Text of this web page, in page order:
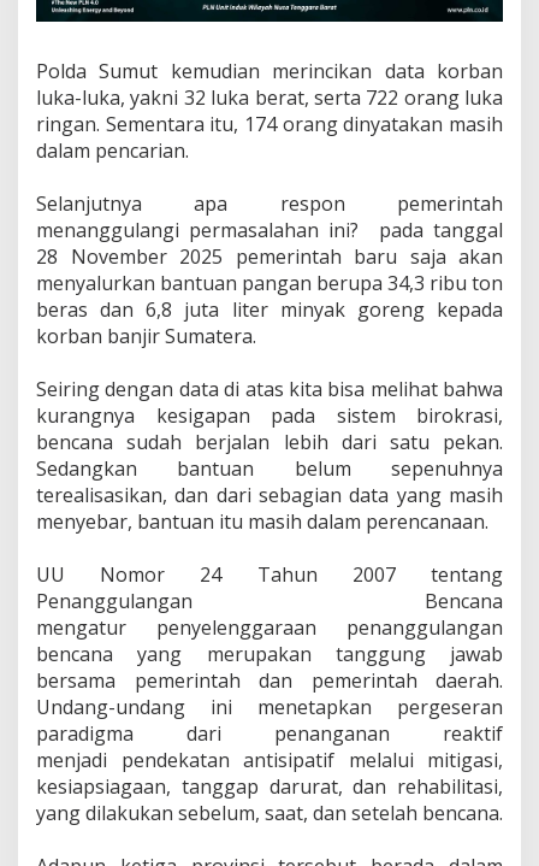
Polda Sumut kemudian merincikan data korban
luka-luka, yakni 32 luka berat, serta 722 orang luka
ringan. Sementara itu, 174 orang dinyatakan masih
dalam pencarian.
‎Selanjutnya apa respon pemerintah
menanggulangi permasalahan ini? pada tanggal
28 November 2025 pemerintah baru saja akan
menyalurkan bantuan pangan berupa 34,3 ribu ton
beras dan 6,8 juta liter minyak goreng kepada
korban banjir Sumatera.
‎Seiring dengan data di atas kita bisa melihat bahwa
kurangnya kesigapan pada sistem birokrasi,
bencana sudah berjalan lebih dari satu pekan.
Sedangkan bantuan belum sepenuhnya
terealisasikan, dan dari sebagian data yang masih
menyebar, bantuan itu masih dalam perencanaan.
‎UU Nomor 24 Tahun 2007 tentang
Penanggulangan Bencana
mengatur penyelenggaraan penanggulangan
bencana yang merupakan tanggung jawab
bersama pemerintah dan pemerintah daerah.
Undang-undang ini menetapkan pergeseran
paradigma dari penanganan reaktif
menjadi pendekatan antisipatif melalui mitigasi,
kesiapsiagaan, tanggap darurat, dan rehabilitasi,
yang dilakukan sebelum, saat, dan setelah bencana.